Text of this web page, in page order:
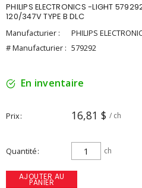
PHILIPS ELECTRONICS -LIGHT
120/347V TYPE B DLC
Manufacturier :
PHILIPS
# Manufacturier : 579292
En inventaire
Prix 16,81 $ / ch
Quantité ch
AJOUTER AU
PANIER